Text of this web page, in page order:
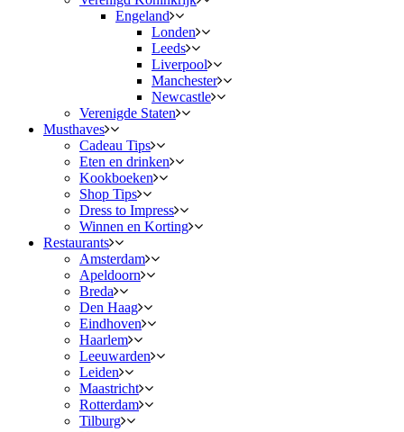
Engeland
Londen
Leeds
Liverpool
Manchester
Newcastle
Verenigde Staten
Musthaves
Cadeau Tips
Eten en drinken
Kookboeken
Shop Tips
Dress to Impress
Winnen en Korting
Restaurants
Amsterdam
Apeldoorn
Breda
Den Haag
Eindhoven
Haarlem
Leeuwarden
Leiden
Maastricht
Rotterdam
Tilburg